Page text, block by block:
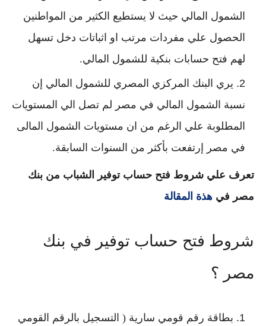
الشمول المالي حيث لا يستطيع الكثير من المواطنين
الحصول علي مفردات مرتب او اثباتات دخل تسهل
لهم فتح حسابات بنكية للشمول المالي.
يري البنك المركزي المصري للشمول المالي إن
نسبة الشمول المالي في مصر لم تصل الي المستويات
المطلوبة علي الرغم من ان مستويات الشمول المالى
في مصر إرتفعت بأكثر من السنوات السابقة.
تعرف علي شروط فتح حساب توفير الشباب من بنك
مصر في هذة المقالة
شروط فتح حساب توفير في بنك
مصر ؟
بطاقة رقم قومي سارية ( التسجيل بالرقم القومي